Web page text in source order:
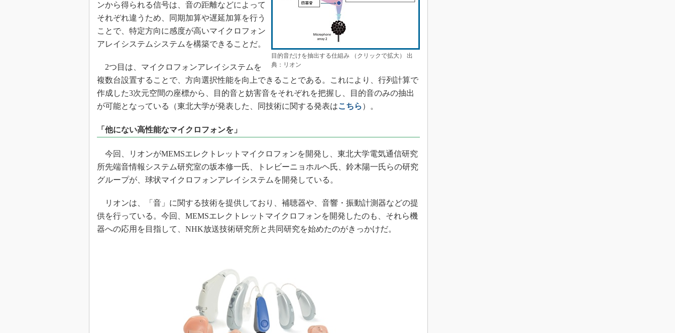
目的音だけを抽出する仕組み （クリックで拡大） 出
典：リオン
ンから得られる信号は、音の距離などによって
それぞれ違うため、同期加算や遅延加算を行う
ことで、特定方向に感度が高いマイクロフォン
アレイシステムシステムを構築できることだ。
2つ目は、マイクロフォンアレイシステムを
複数台設置することで、方向選択性能を向上できることである。これにより、行列計算で
作成した3次元空間の座標から、目的音と妨害音をそれぞれを把握し、目的音のみの抽出
が可能となっている（東北大学が発表した、同技術に関する発表はこちら ）。
「他にない高性能なマイクロフォンを」
今回、リオンがMEMSエレクトレットマイクロフォンを開発し、東北大学電気通信研究
所先端音情報システム研究室の坂本修一氏、トレビーニョホルヘ氏、鈴木陽一氏らの研究
グループが、球状マイクロフォンアレイシステムを開発している。
リオンは、「音」に関する技術を提供しており、補聴器や、音響・振動計測器などの提
供を行っている。今回、MEMSエレクトレットマイクロフォンを開発したのも、それら機
器への応用を目指して、NHK放送技術研究所と共同研究を始めたのがきっかけだ。